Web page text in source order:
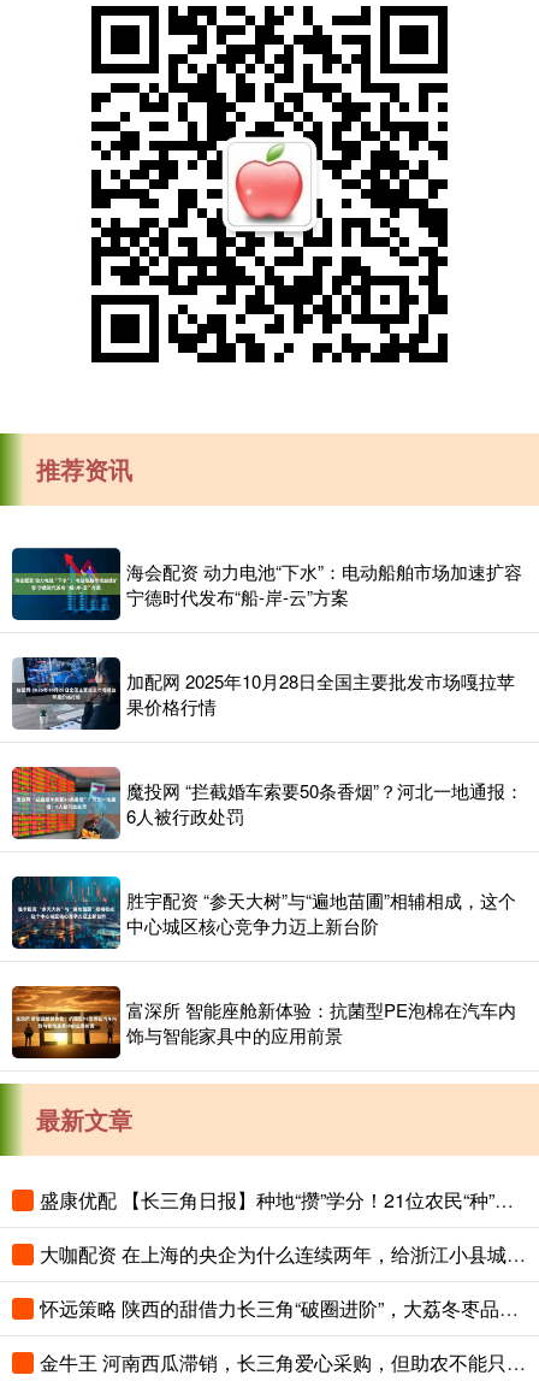
推荐资讯
海会配资 动力电池“下水”：电动船舶市场加速扩容
宁德时代发布“船-岸-云”方案
加配网 2025年10月28日全国主要批发市场嘎拉苹
果价格行情
魔投网 “拦截婚车索要50条香烟”？河北一地通报：
6人被行政处罚
胜宇配资 “参天大树”与“遍地苗圃”相辅相成，这个
中心城区核心竞争力迈上新台阶
富深所 智能座舱新体验：抗菌型PE泡棉在汽车内
饰与智能家具中的应用前景
最新文章
盛康优配 【长三角日报】种地“攒”学分！21位农民“种”出大专文凭
大咖配资 在上海的央企为什么连续两年，给浙江小县城里的这个创新中心写感谢信？
怀远策略 陕西的甜借力长三角“破圈进阶”，大荔冬枣品鉴会在沪举办
金牛王 河南西瓜滞销，长三角爱心采购，但助农不能只靠爱心救场